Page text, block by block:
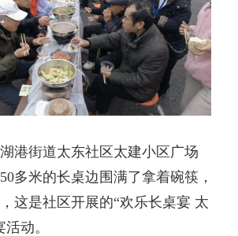
港街道太东社区太建小区广场
多米的长桌边围满了拿着碗筷，
这是社区开展的“欢乐长桌宴 太
动。